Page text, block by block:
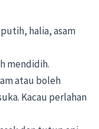
halia, asam
mendidih.
atau boleh
Kacau perlahan